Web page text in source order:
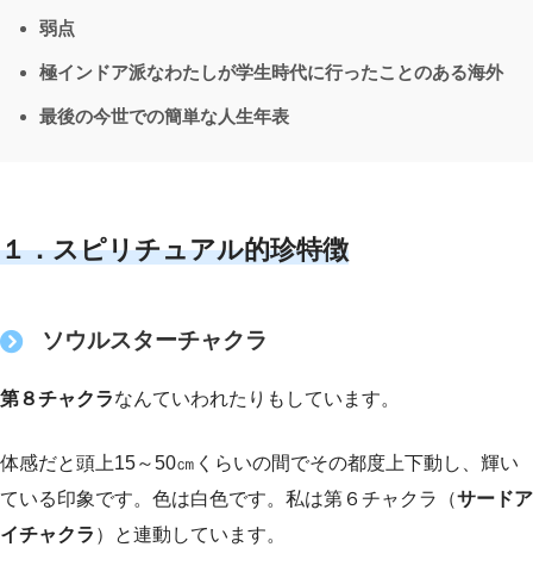
弱点
極インドア派なわたしが学生時代に行ったことのある海外
最後の今世での簡単な人生年表
１．スピリチュアル的珍特徴
ソウルスターチャクラ
第８チャクラなんていわれたりもしています。
体感だと頭上15～50㎝くらいの間でその都度上下動し、輝い
ている印象です。色は白色です。私は第６チャクラ（サードア
イチャクラ ）と連動しています。